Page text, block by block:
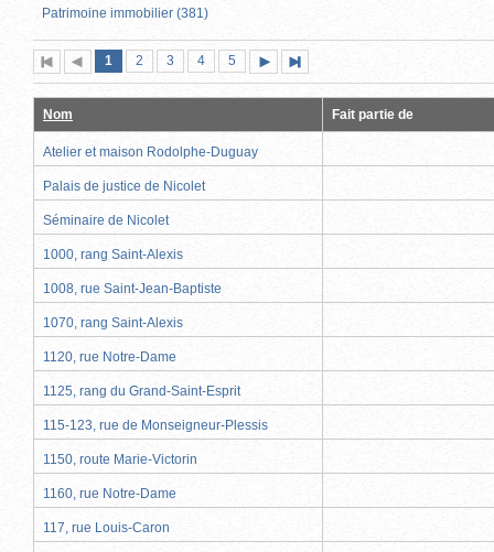
Patrimoine immobilier (381)
Première
page
Page
précédente
Page
1 (page
actuelle)
Page
2 Page
3 Page
4 Page
5
suivante
page
Nom Fait partie de
Atelier et maison Rodolphe-Duguay
Palais de justice de Nicolet
Séminaire de Nicolet
1000, rang Saint-Alexis
1008, rue Saint-Jean-Baptiste
1070, rang Saint-Alexis
1120, rue Notre-Dame
1125, rang du Grand-Saint-Esprit
115-123, rue de Monseigneur-Plessis
1150, route Marie-Victorin
1160, rue Notre-Dame
117, rue Louis-Caron